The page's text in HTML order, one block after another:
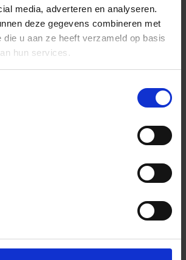
media, adverteren en analyseren.
deze gegevens combineren met
die u aan ze heeft verzameld op basis
hun services.